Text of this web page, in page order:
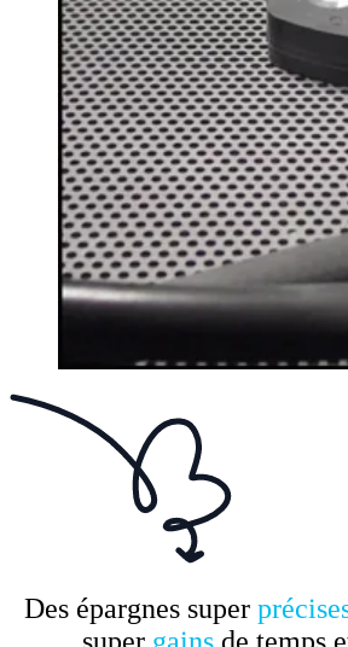
Des épargnes super